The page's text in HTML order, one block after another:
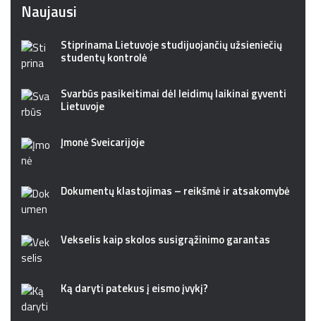
Naujausi
Stiprinama Lietuvoje studijuojančių užsieniečių
studentų kontrolė
Svarbūs pasikeitimai dėl leidimų laikinai gyventi
Lietuvoje
Įmonė Šveicarijoje
Dokumentų klastojimas – reikšmė ir atsakomybė
Vekselis kaip skolos susigrąžinimo garantas
Ką daryti patekus į eismo įvykį?